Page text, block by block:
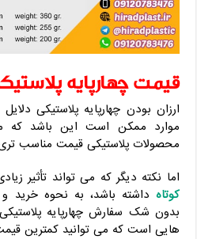
قیمت چهارپایه
ارزان بودن چهارپایه پلاستیکی
موارد ممکن است این باشد که
محصولات پلاستیکی قیمت مناسب تری
اما نکته دیگر که می تواند تأثیر
کوتاه داشته باشد، به نحوه
بدون شک سفارش چهارپایه
هایی است که می توانید کمترین